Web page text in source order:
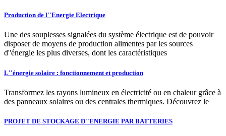
Production de l''Energie Electrique
Une des souplesses signalées du système électrique est de pouvoir
disposer de moyens de production alimentes par les sources
d''énergie les plus diverses, dont les caractéristiques
L''énergie solaire : fonctionnement et production
Transformez les rayons lumineux en électricité ou en chaleur grâce à
des panneaux solaires ou des centrales thermiques. Découvrez le
PROJET DE STOCKAGE D''ENERGIE PAR BATTERIES